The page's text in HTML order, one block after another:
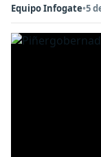
Equipo Infogate•5